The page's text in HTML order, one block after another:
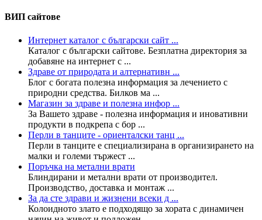
ВИП сайтове
Интернет каталог с български сайт ...
Каталог с български сайтове. Безплатна директория за
добавяне на интернет с ...
Здраве от природата и алтернативн ...
Блог с богата полезна информация за лечението с
природни средства. Билков ма ...
Магазин за здраве и полезна инфор ...
За Вашето здраве - полезна информация и иновативни
продукти в подкрепа с бор ...
Перли в танците - ориенталски танц ...
Перли в танците е специализирана в организирането на
малки и големи тържест ...
Поръчка на метални врати
Блиндирани и метални врати от производител.
Производство, доставка и монтаж ...
За да сте здрави и жизнени всеки д ...
Колoидното злато е подходящо за хората с динамичен